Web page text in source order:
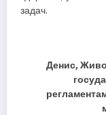
задач.
Денис,